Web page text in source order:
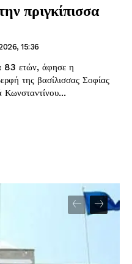
πριγκίπισσα
2026, 15:36
83 ετών, άφησε η
της βασίλισσας Σοφίας
Κωνσταντίνου...